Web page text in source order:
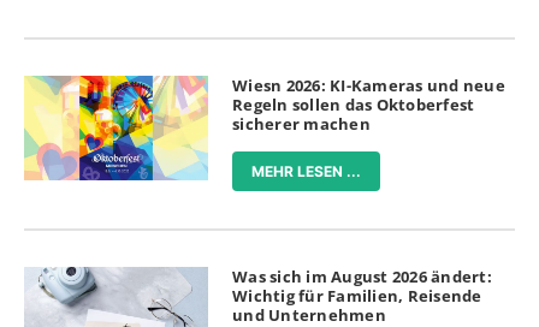
Wiesn 2026: KI-Kameras und neue
Regeln sollen das Oktoberfest
sicherer machen
MEHR LESEN ...
Was sich im August 2026 ändert:
Wichtig für Familien, Reisende
und Unternehmen